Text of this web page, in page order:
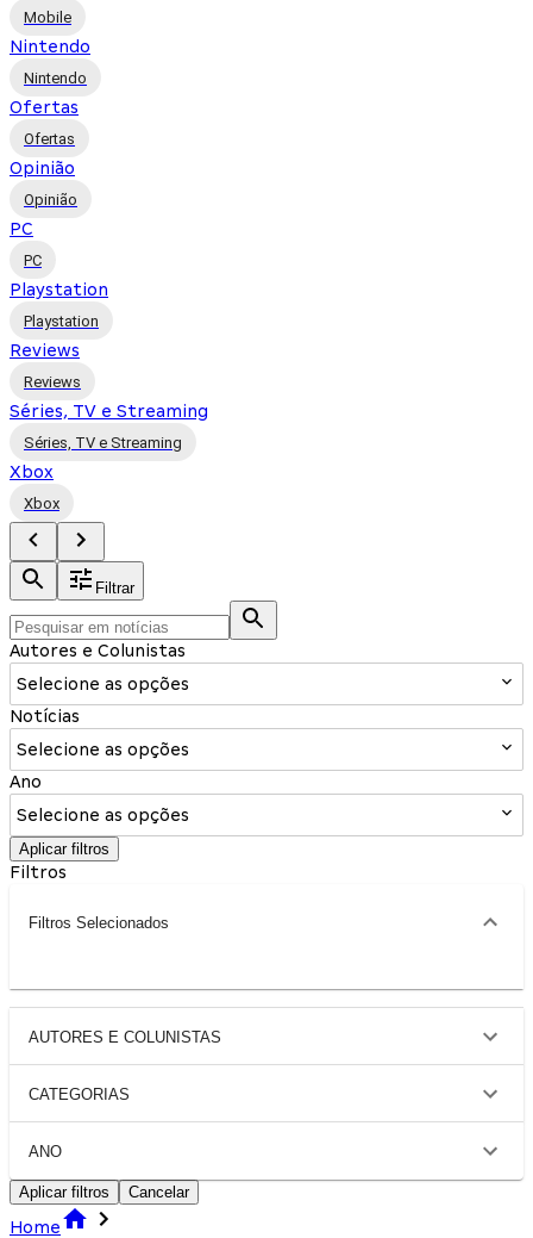
Mobile
Nintendo
Nintendo
Ofertas
Ofertas
Opinião
Opinião
PC
PC
Playstation
Playstation
Reviews
Reviews
Séries, TV e Streaming
Séries, TV e Streaming
Xbox
Xbox
Filtrar
Autores e Colunistas
Selecione as opções
Notícias
Selecione as opções
Ano
Selecione as opções
Aplicar filtros
Filtros
Filtros Selecionados
AUTORES E COLUNISTAS
CATEGORIAS
ANO
Aplicar filtros Cancelar
Home